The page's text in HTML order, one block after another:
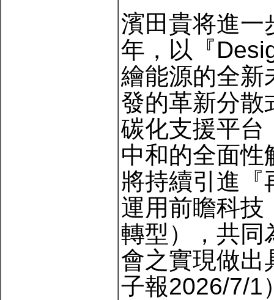
濱田貴将進一
年，以『
繪能源的全新
發的革新分散
碳化支援平台
中和的全面性
將持續引進『
運用前瞻科技
轉型），共同
會之實現做出
子報2026/7/1